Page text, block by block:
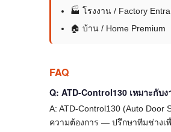
🏭 โรงงาน / Factory
🏠 บ้าน / Home Premium
FAQ
Q: ATD-Control130 เหมาะกับ
A: ATD-Control130 (Auto
ความต้องการ — ปรึกษาทีมช่างเ